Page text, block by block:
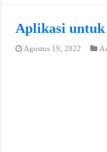
Aplikasi untuk
Agustus 19, 2022